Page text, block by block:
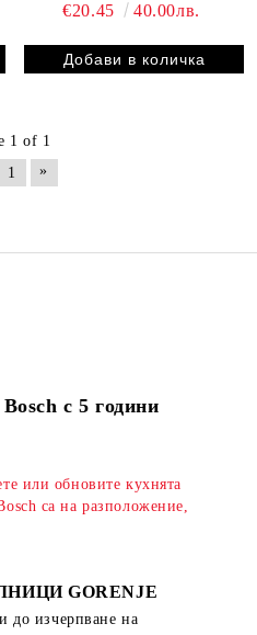
€20.45
40.00лв.
1 of 1
1 »
с 5 години
или обновите кухнята
са на разположение,
GORENJE
до изчерпване на